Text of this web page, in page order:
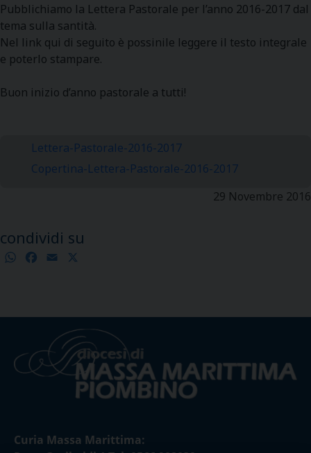
Pubblichiamo la Lettera Pastorale per l’anno 2016-2017 dal
tema sulla santità.
Nel link qui di seguito è possinile leggere il testo integrale
e poterlo stampare.
Buon inizio d’anno pastorale a tutti!
Lettera-Pastorale-2016-2017
Copertina-Lettera-Pastorale-2016-2017
29 Novembre 2016
condividi su
WhatsApp
Facebook
Email
Curia Massa Marittima: